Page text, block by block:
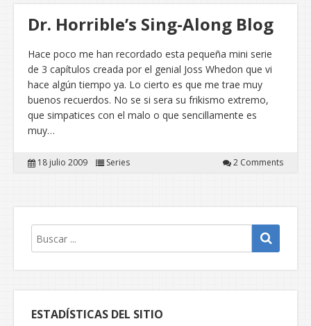
Dr. Horrible’s Sing-Along Blog
Hace poco me han recordado esta pequeña mini serie
de 3 capítulos creada por el genial Joss Whedon que vi
hace algún tiempo ya. Lo cierto es que me trae muy
buenos recuerdos. No se si sera su frikismo extremo,
que simpatices con el malo o que sencillamente es
muy…
18 julio 2009 Series 2 Comments
ESTADÍSTICAS DEL SITIO